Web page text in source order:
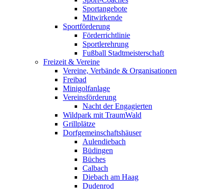
Sportangebote
Mitwirkende
Sportförderung
Förderrichtlinie
Sportlerehrung
Fußball Stadtmeisterschaft
Freizeit & Vereine
Vereine, Verbände & Organisationen
Freibad
Minigolfanlage
Vereinsförderung
Nacht der Engagierten
Wildpark mit TraumWald
Grillplätze
Dorfgemeinschaftshäuser
Aulendiebach
Büdingen
Büches
Calbach
Diebach am Haag
Dudenrod